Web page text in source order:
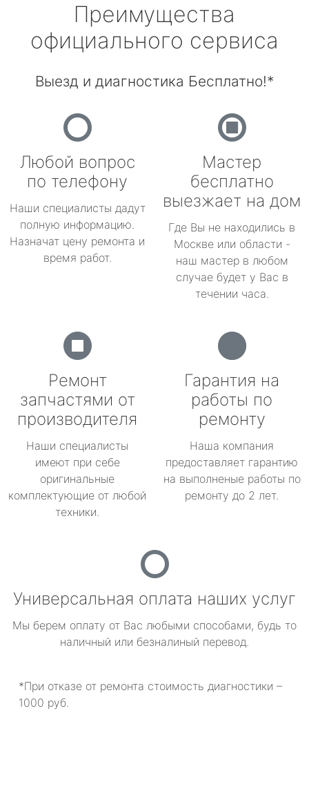
Преимущества
официального сервиса
Выезд и диагностика Бесплатно!*
Любой вопрос
по телефону
Наши специалисты дадут
полную информацию.
Назначат цену ремонта и
время работ.
Мастер
бесплатно
выезжает на дом
Где Вы не находились в
Москве или области -
наш мастер в любом
случае будет у Вас в
течении часа.
Ремонт
запчастями от
производителя
Наши специалисты
имеют при себе
оригинальные
комплектующие от любой
техники.
Гарантия на
работы по
ремонту
Наша компания
предоставляет гарантию
на выполненые работы по
ремонту до 2 лет.
Универсальная оплата наших услуг
Мы берем оплату от Вас любыми способами, будь то
наличный или безналиный перевод.
*При отказе от ремонта стоимость диагностики –
1000 руб.